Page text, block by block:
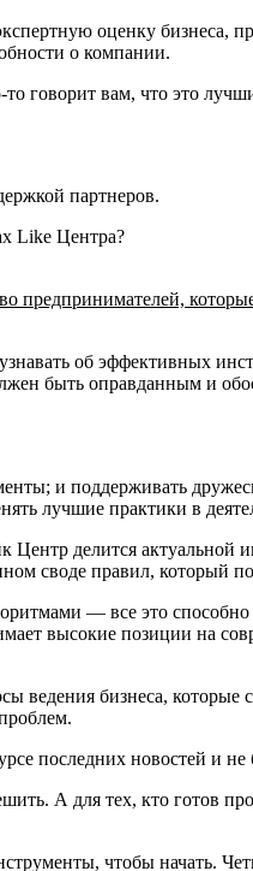
оценку бизнеса,
о компании.
говорит вам, что это
партнеров.
Like Центра?
предпринимателей,
об эффективных
быть оправданным и
и поддерживать
лучшие практики в
делится актуальной
своде правил, который
— все это
высокие позиции на
ведения бизнеса,
последних новостей и
А для тех, кто готов
чтобы начать.